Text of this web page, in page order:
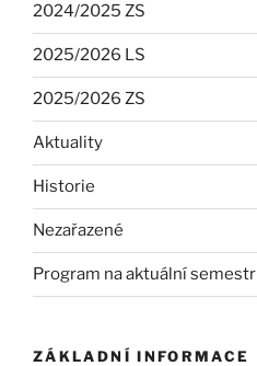
2024/2025 ZS
2025/2026 LS
2025/2026 ZS
Aktuality
Historie
Nezařazené
Program na aktuální semestr
ZÁKLADNÍ INFORMACE